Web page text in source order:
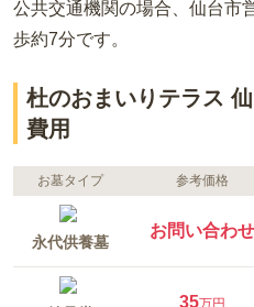
公共交通機関の場合 、仙台市
歩約7分です。
杜のおまいりテラス
費用
お墓タイプ 参考価格
永代供養墓
お問い合わせ
35